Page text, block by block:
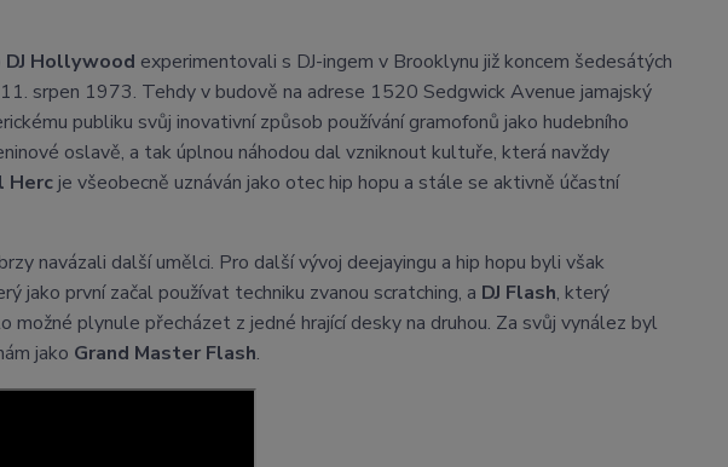
DJ Hollywood experimentovali s DJ-ingem v Brooklynu již koncem šedesátých
srpen 1973. Tehdy v budově na adrese 1520 Sedgwick Avenue jamajský
publiku svůj inovativní způsob používání gramofonů jako hudebního
oslavě, a tak úplnou náhodou dal vzniknout kultuře, která navždy
Hercje všeobecně uznáván jako otec hip hopu a stále se aktivně účastní
navázali další umělci. Pro další vývoj deejayingu a hip hopu byli však
jako první začal používat techniku zvanou scratching, a DJ Flash, který
plynule přecházet z jedné hrající desky na druhou. Za svůj vynález byl
jako Grand Master Flash.